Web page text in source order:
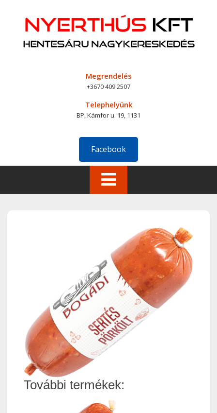
content
Megrendelés
+3670 409 2507
Telephelyünk
BP, Kámfor u. 19, 1131
Facebook
További termékek: